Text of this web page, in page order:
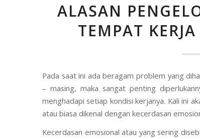
ALASAN
TEMPAT
Pada saat ini ada beragam problem yang
– masing, maka sangat penting
menghadapi setiap kondisi kerjanya. Kali ini
atau biasa dikenal dengan kecerdasan
Kecerdasan emosional atau yang sering